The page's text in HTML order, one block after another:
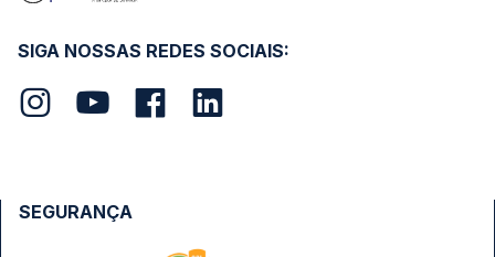
SIGA NOSSAS REDES SOCIAIS:
SEGURANÇA